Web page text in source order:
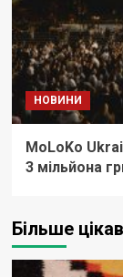
НОВИНИ
MoLoKo
3 мільйона
Більше